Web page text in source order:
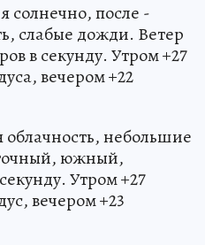
солнечно, после -
слабые дожди. Ветер
в секунду. Утром +27
вечером +22
небольшие
южный,
Утром +27
вечером +23